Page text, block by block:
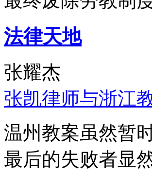
法律天地
张耀杰
张凯律师与浙江
温州教案虽然暂
最后的失败者显